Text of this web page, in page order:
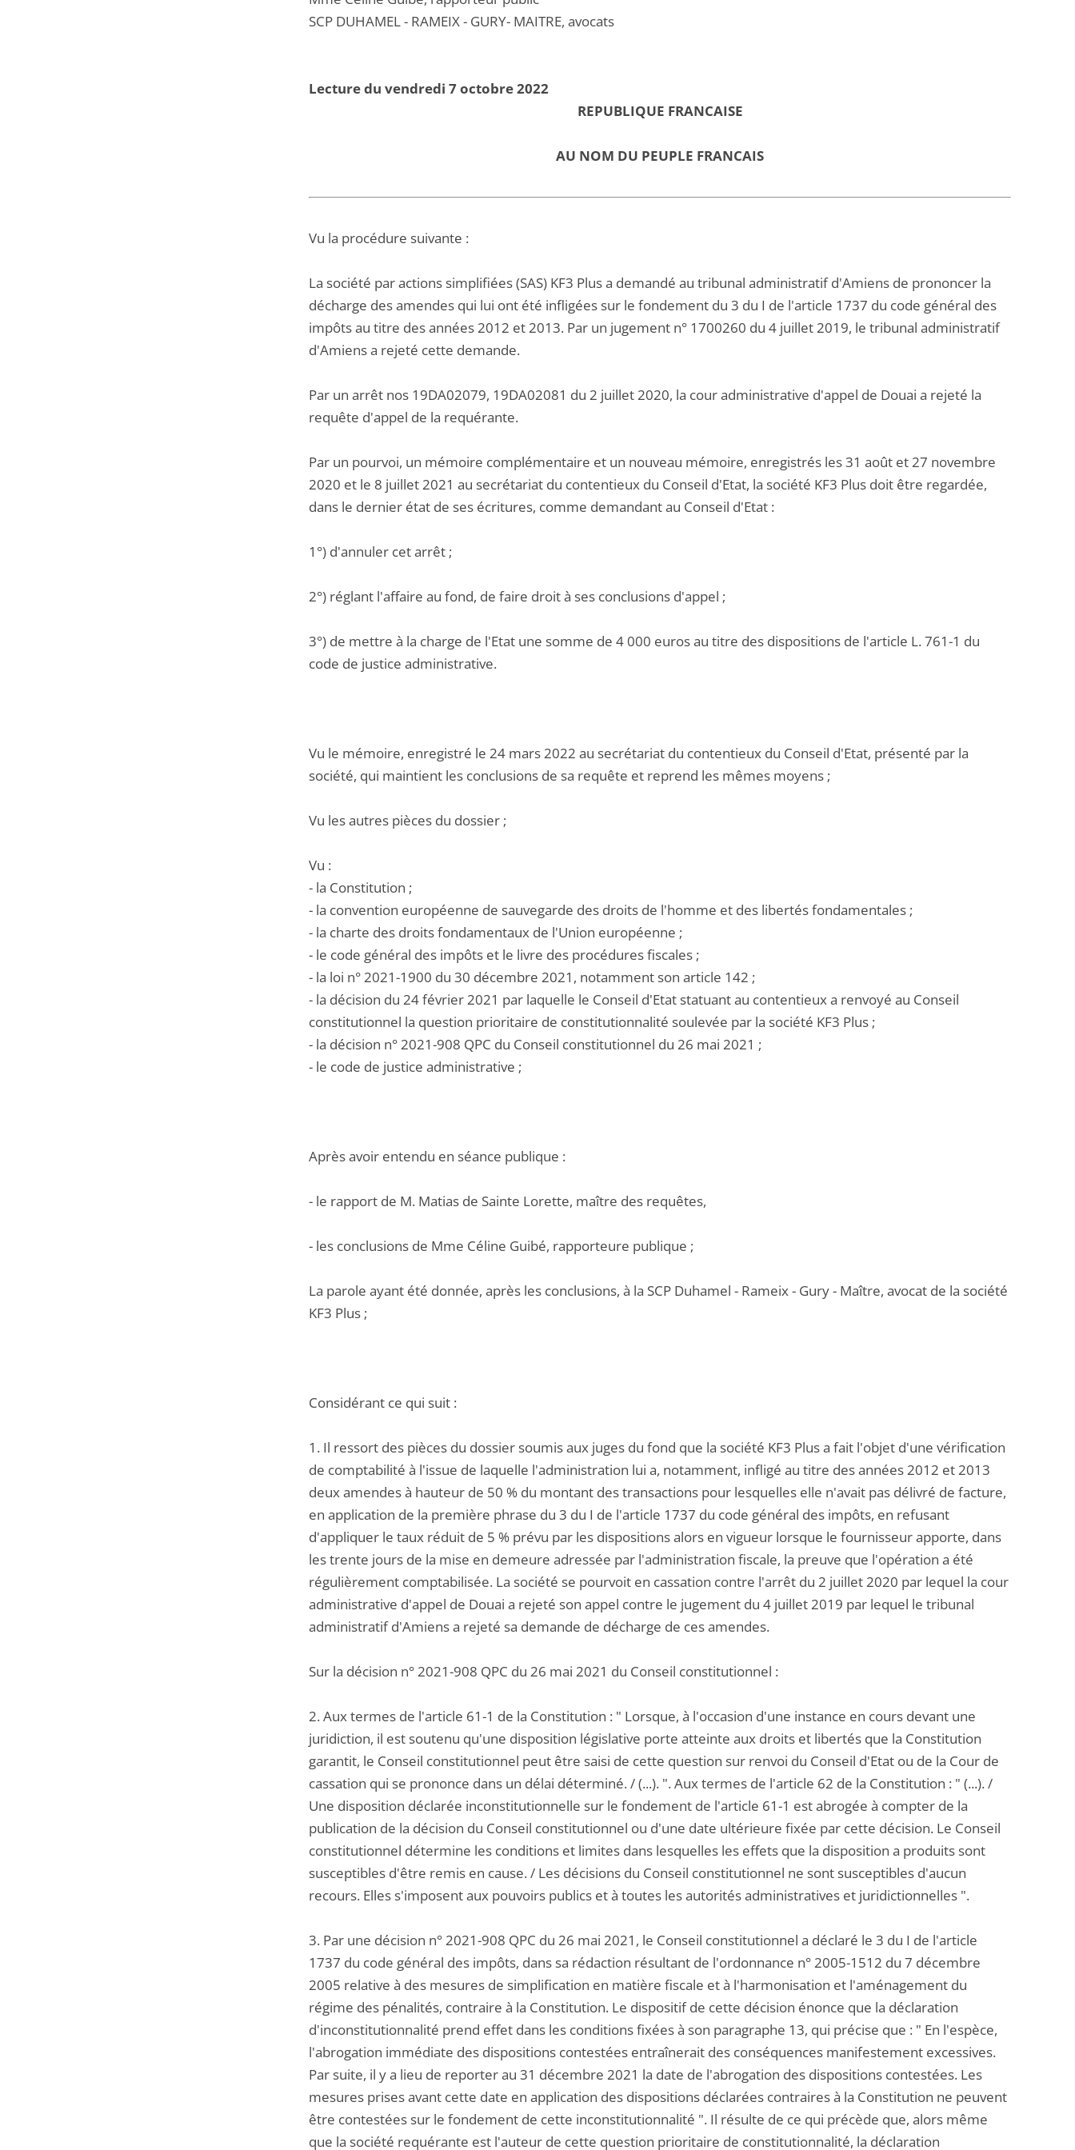
SCP DUHAMEL - RAMEIX - GURY- MAITRE, avocats
Lecture du vendredi 7 octobre 2022
REPUBLIQUE FRANCAISE
AU NOM DU PEUPLE FRANCAIS
Vu la procédure suivante :
La société par actions simplifiées (SAS) KF3 Plus a demandé au tribunal administratif d'Amiens de prononcer la
décharge des amendes qui lui ont été infligées sur le fondement du 3 du I de l'article 1737 du code général des
impôts au titre des années 2012 et 2013. Par un jugement n° 1700260 du 4 juillet 2019, le tribunal administratif
d'Amiens a rejeté cette demande.
Par un arrêt nos 19DA02079, 19DA02081 du 2 juillet 2020, la cour administrative d'appel de Douai a rejeté la
requête d'appel de la requérante.
Par un pourvoi, un mémoire complémentaire et un nouveau mémoire, enregistrés les 31 août et 27 novembre
2020 et le 8 juillet 2021 au secrétariat du contentieux du Conseil d'Etat, la société KF3 Plus doit être regardée,
dans le dernier état de ses écritures, comme demandant au Conseil d'Etat :
1°) d'annuler cet arrêt ;
2°) réglant l'affaire au fond, de faire droit à ses conclusions d'appel ;
3°) de mettre à la charge de l'Etat une somme de 4 000 euros au titre des dispositions de l'article L. 761-1 du
code de justice administrative.
Vu le mémoire, enregistré le 24 mars 2022 au secrétariat du contentieux du Conseil d'Etat, présenté par la
société, qui maintient les conclusions de sa requête et reprend les mêmes moyens ;
Vu les autres pièces du dossier ;
Vu :
- la Constitution ;
- la convention européenne de sauvegarde des droits de l'homme et des libertés fondamentales ;
- la charte des droits fondamentaux de l'Union européenne ;
- le code général des impôts et le livre des procédures fiscales ;
- la loi n° 2021-1900 du 30 décembre 2021, notamment son article 142 ;
- la décision du 24 février 2021 par laquelle le Conseil d'Etat statuant au contentieux a renvoyé au Conseil
constitutionnel la question prioritaire de constitutionnalité soulevée par la société KF3 Plus ;
- la décision n° 2021-908 QPC du Conseil constitutionnel du 26 mai 2021 ;
- le code de justice administrative ;
Après avoir entendu en séance publique :
- le rapport de M. Matias de Sainte Lorette, maître des requêtes,
- les conclusions de Mme Céline Guibé, rapporteure publique ;
La parole ayant été donnée, après les conclusions, à la SCP Duhamel - Rameix - Gury - Maître, avocat de la société
KF3 Plus ;
Considérant ce qui suit :
1. Il ressort des pièces du dossier soumis aux juges du fond que la société KF3 Plus a fait l'objet d'une vérification
de comptabilité à l'issue de laquelle l'administration lui a, notamment, infligé au titre des années 2012 et 2013
deux amendes à hauteur de 50 % du montant des transactions pour lesquelles elle n'avait pas délivré de facture,
en application de la première phrase du 3 du I de l'article 1737 du code général des impôts, en refusant
d'appliquer le taux réduit de 5 % prévu par les dispositions alors en vigueur lorsque le fournisseur apporte, dans
les trente jours de la mise en demeure adressée par l'administration fiscale, la preuve que l'opération a été
régulièrement comptabilisée. La société se pourvoit en cassation contre l'arrêt du 2 juillet 2020 par lequel la cour
administrative d'appel de Douai a rejeté son appel contre le jugement du 4 juillet 2019 par lequel le tribunal
administratif d'Amiens a rejeté sa demande de décharge de ces amendes.
Sur la décision n° 2021-908 QPC du 26 mai 2021 du Conseil constitutionnel :
2. Aux termes de l'article 61-1 de la Constitution : " Lorsque, à l'occasion d'une instance en cours devant une
juridiction, il est soutenu qu'une disposition législative porte atteinte aux droits et libertés que la Constitution
garantit, le Conseil constitutionnel peut être saisi de cette question sur renvoi du Conseil d'Etat ou de la Cour de
cassation qui se prononce dans un délai déterminé. / (...). ". Aux termes de l'article 62 de la Constitution : " (...). /
Une disposition déclarée inconstitutionnelle sur le fondement de l'article 61-1 est abrogée à compter de la
publication de la décision du Conseil constitutionnel ou d'une date ultérieure fixée par cette décision. Le Conseil
constitutionnel détermine les conditions et limites dans lesquelles les effets que la disposition a produits sont
susceptibles d'être remis en cause. / Les décisions du Conseil constitutionnel ne sont susceptibles d'aucun
recours. Elles s'imposent aux pouvoirs publics et à toutes les autorités administratives et juridictionnelles ".
3. Par une décision n° 2021-908 QPC du 26 mai 2021, le Conseil constitutionnel a déclaré le 3 du I de l'article
1737 du code général des impôts, dans sa rédaction résultant de l'ordonnance n° 2005-1512 du 7 décembre
2005 relative à des mesures de simplification en matière fiscale et à l'harmonisation et l'aménagement du
régime des pénalités, contraire à la Constitution. Le dispositif de cette décision énonce que la déclaration
d'inconstitutionnalité prend effet dans les conditions fixées à son paragraphe 13, qui précise que : " En l'espèce,
l'abrogation immédiate des dispositions contestées entraînerait des conséquences manifestement excessives.
Par suite, il y a lieu de reporter au 31 décembre 2021 la date de l'abrogation des dispositions contestées. Les
mesures prises avant cette date en application des dispositions déclarées contraires à la Constitution ne peuvent
être contestées sur le fondement de cette inconstitutionnalité ". Il résulte de ce qui précède que, alors même
que la société requérante est l'auteur de cette question prioritaire de constitutionnalité, la déclaration